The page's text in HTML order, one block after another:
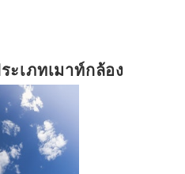
ะเภทเมาท์กล้อง